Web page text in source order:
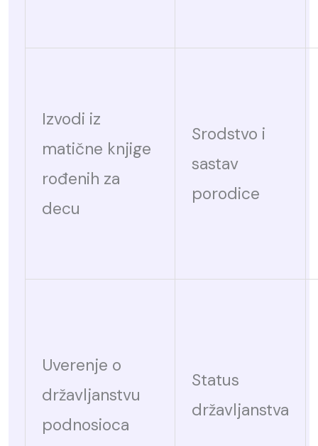
Izvodi iz
matične knjige
rođenih za
decu
Srodstvo i
sastav
porodice
Uverenje o
državljanstvu
podnosioca
Status
državljanstva